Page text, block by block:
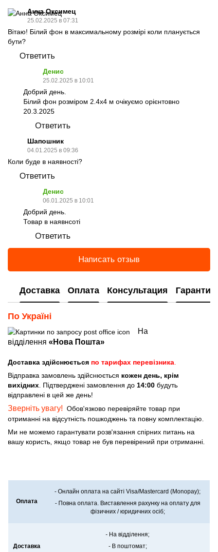
Анна Оксимец
25.02.2025 в 07:31
Вітаю! Білий фон в максимальному розмірі коли планується
бути?
Ответить
Денис
25.02.2025 в 10:01
Добрий день.
Білий фон розміром 2.4х4 м очікуємо орієнтовно
20.3.2025
Ответить
Шапошник
04.01.2025 в 09:36
Коли буде в наявності?
Ответить
Денис
06.01.2025 в 10:01
Добрий день.
Товар в наявнсоті
Ответить
Написать отзыв
Доставка Оплата Консультация Гарантия
По Україні
На
відділення «Нова Пошта»
Доставка здійснюється по тарифах перевізника
Відправка замовлень здійснюється кожен день, крім
вихідних . Підтверджені замовлення до 14:00 будуть
відправлені в цей же день!
Зверніть увагу! Обов'язково перевіряйте товар при
отриманні на відсутність пошкоджень та повну комплектацію.
Ми не можемо гарантувати розв'язання спірних питань на
вашу користь, якщо товар не був перевірений при отриманні.
Оплата
- Онлайн оплата на сайті Visa/Mastercard (Monopay);
- Повна оплата. Виставлення рахунку на оплату для
фізичних / юридичних осіб;
Доставка
- На відділення;
- В поштомат;